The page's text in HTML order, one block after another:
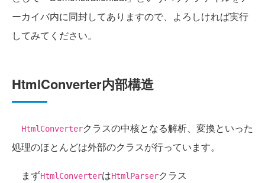
ーカイバ内に同封してありますので、よろしければ実行
してみてください。
HtmlConverter内部構造
HtmlConverterクラスの中核となる解析、変換といった
処理のほとんどは外部のクラスが行っています。
まずHtmlConverterはHtmlParserクラス